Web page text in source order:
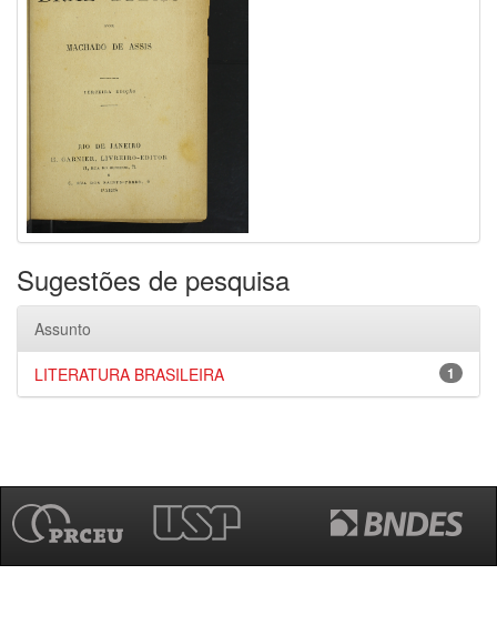
Sugestões de pesquisa
Assunto
1
LITERATURA BRASILEIRA